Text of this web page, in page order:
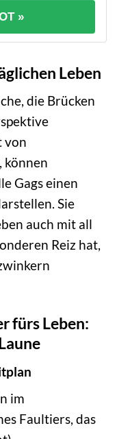
»
Leben
die Brücken
von
können
Gags einen
Sie
auch mit all
Reiz hat,
fürs Leben:
im
Faultiers, das